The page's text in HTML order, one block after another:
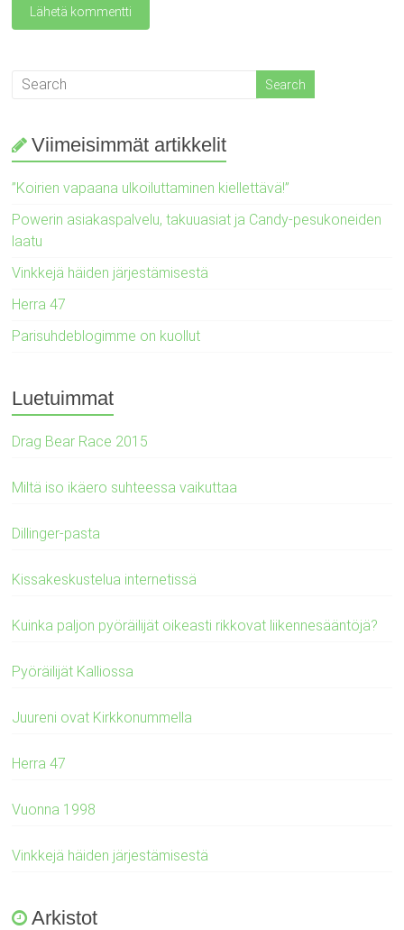
Viimeisimmät artikkelit
”Koirien vapaana ulkoiluttaminen kiellettävä!”
Powerin asiakaspalvelu, takuuasiat ja Candy-pesukoneiden
laatu
Vinkkejä häiden järjestämisestä
Herra 47
Parisuhdeblogimme on kuollut
Luetuimmat
Drag Bear Race 2015
Miltä iso ikäero suhteessa vaikuttaa
Dillinger-pasta
Kissakeskustelua internetissä
Kuinka paljon pyöräilijät oikeasti rikkovat liikennesääntöjä?
Pyöräilijät Kalliossa
Juureni ovat Kirkkonummella
Herra 47
Vuonna 1998
Vinkkejä häiden järjestämisestä
Arkistot